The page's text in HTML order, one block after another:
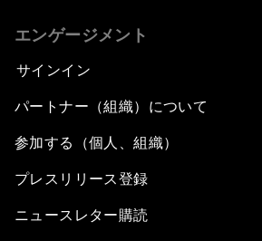
エンゲージメント
サインイン
パートナー（組織）について
参加する（個人、組織）
プレスリリース登録
ニュースレター購読